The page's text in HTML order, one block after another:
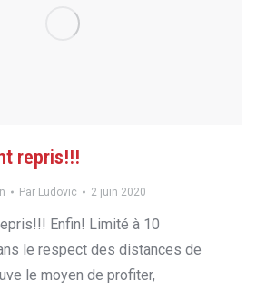
repris!!!
Par Ludovic 2 juin 2020
Enfin! Limité à 10
le respect des distances de
le moyen de profiter,